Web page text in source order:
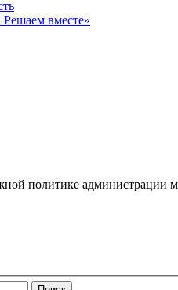
вместе»
политике администрации